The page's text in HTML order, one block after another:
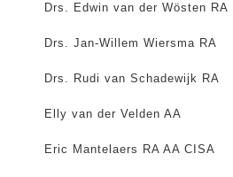
Drs. Edwin van der Wösten RA
Drs. Jan-Willem Wiersma RA
Drs. Rudi van Schadewijk RA
Elly van der Velden AA
Eric Mantelaers RA AA CISA